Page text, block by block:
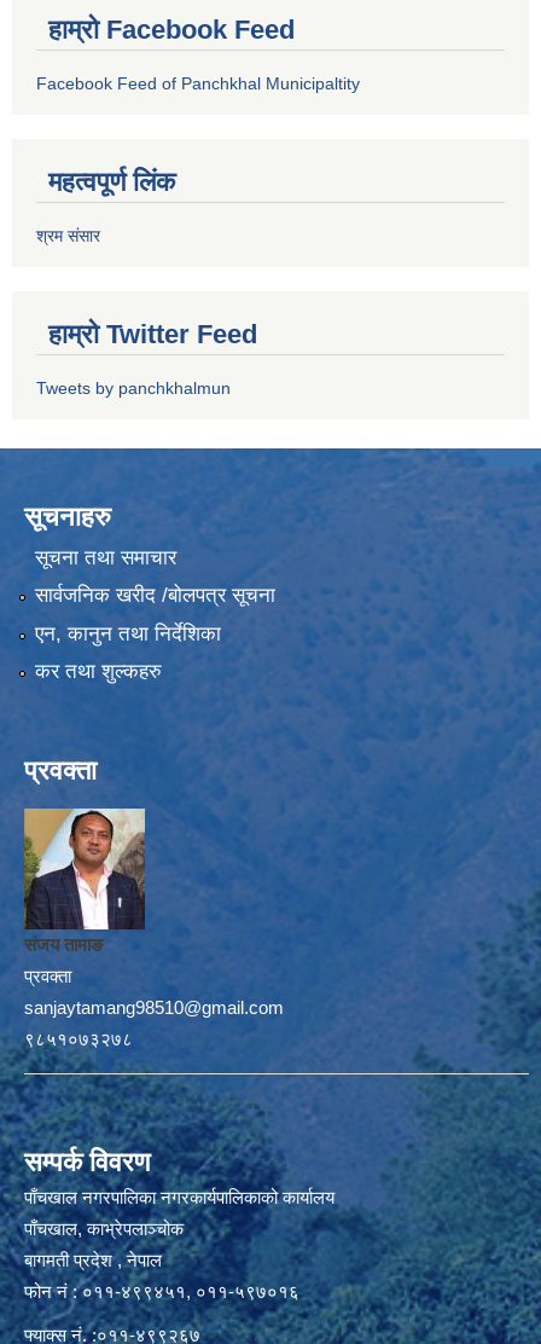
हाम्रो Facebook Feed
Facebook Feed of Panchkhal Municipaltity
महत्वपूर्ण लिंक
श्रम संसार
हाम्रो Twitter Feed
Tweets by panchkhalmun
सूचनाहरु
सूचना तथा समाचार
सार्वजनिक खरीद /बोलपत्र सूचना
एन, कानुन तथा निर्देशिका
कर तथा शुल्कहरु
प्रवक्ता
संजय तामाङ
प्रवक्ता
sanjaytamang98510@gmail.com
९८५१०७३२७८
सम्पर्क विवरण
पाँचखाल नगरपालिका नगरकार्यपालिकाको कार्यालय
पाँचखाल, काभ्रेपलाञ्चोक
बागमती प्रदेश , नेपाल
फोन नं : ०११-४९९४५१, ०११-५९७०१६
फ्याक्स नं. :०११-४९९२६७